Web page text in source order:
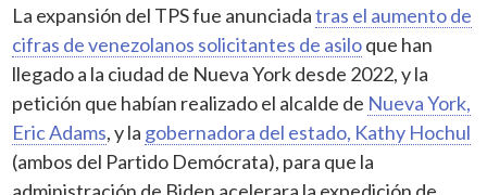
La expansión del TPS fue anunciadatras el aumento de
cifras de venezolanos solicitantes de asiloque han
llegado a la ciudad de Nueva York desde 2022, y la
petición que habían realizado el alcalde de Nueva York,
Eric Adams, y la gobernadora del estado, Kathy Hochul
(ambos del Partido Demócrata), para que la
administración de Biden acelerara la expedición de